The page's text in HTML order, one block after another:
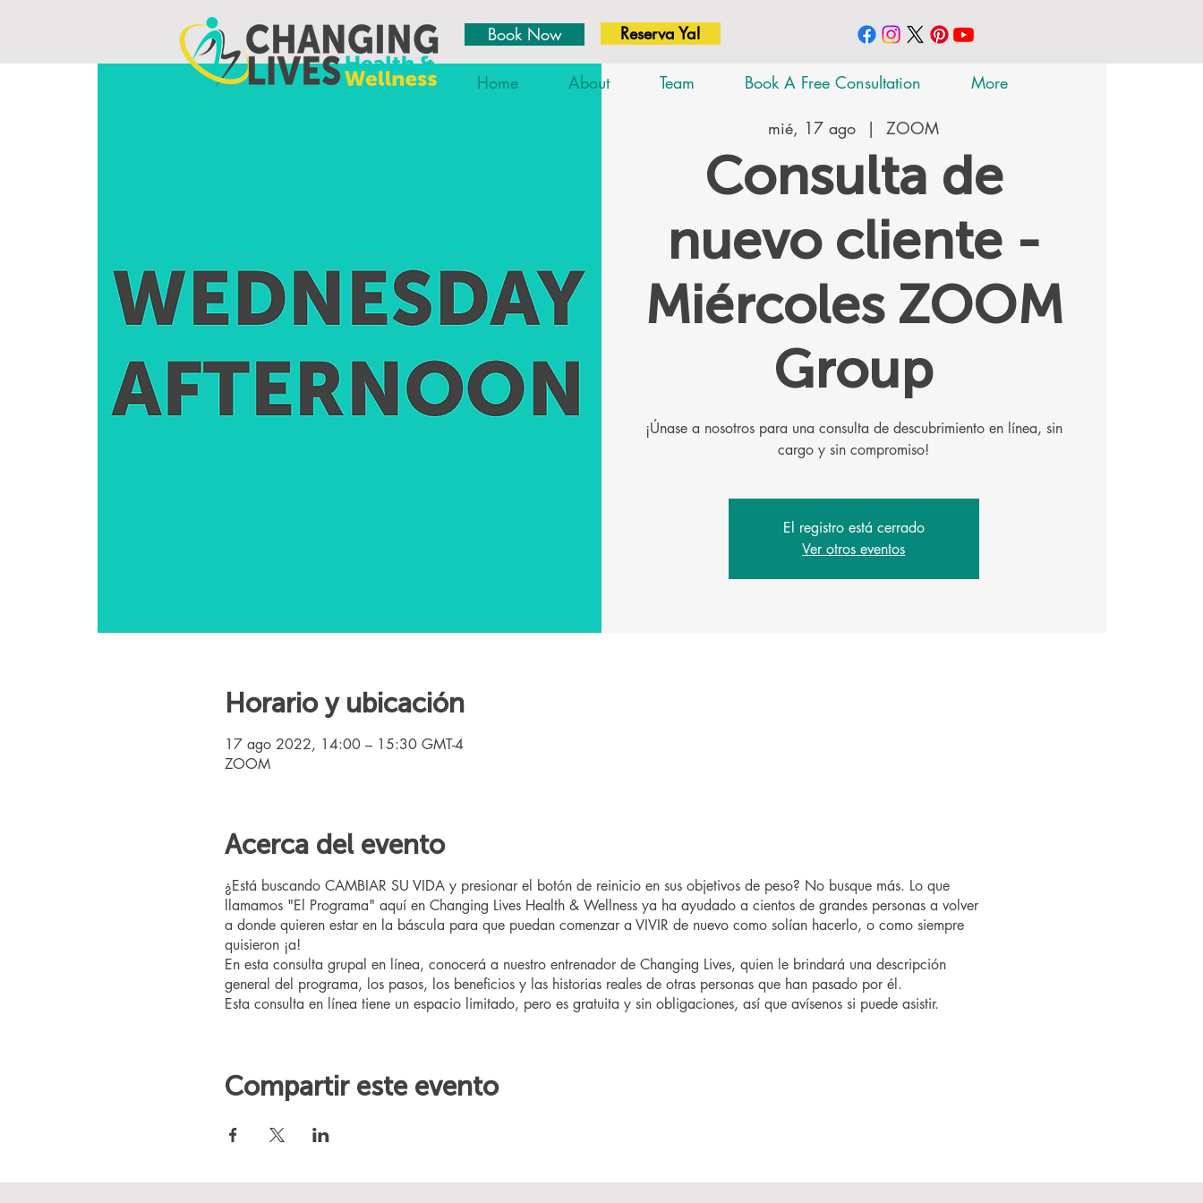
Book Now Reserva Ya!
Home About Team Book A Free Consultation More
mié, 17 ago
  |
ZOOM
Consulta de
nuevo cliente -
Miércoles ZOOM
Group
¡Únase a nosotros para una consulta de descubrimiento en línea, sin
El registro está cerrado
Ver otros eventos
Horario y ubicación
17 ago 2022, 14:00 – 15:30 GMT-4
ZOOM
Acerca del evento
¿Está buscando CAMBIAR SU VIDA y presionar el botón de reinicio en sus objetivos de peso? No busque más. Lo que
llamamos "El Programa" aquí en Changing Lives Health & Wellness ya ha ayudado a cientos de grandes personas a volver
a donde quieren estar en la báscula para que puedan comenzar a VIVIR de nuevo como solían hacerlo, o como siempre
quisieron ¡a!
En esta consulta grupal en línea, conocerá a nuestro entrenador de Changing Lives, quien le brindará una descripción
general del programa, los pasos, los beneficios y las historias reales de otras personas que han pasado por él.
Esta consulta en línea tiene un espacio limitado, pero es gratuita y sin obligaciones, así que avísenos si puede asistir.
Compartir este evento